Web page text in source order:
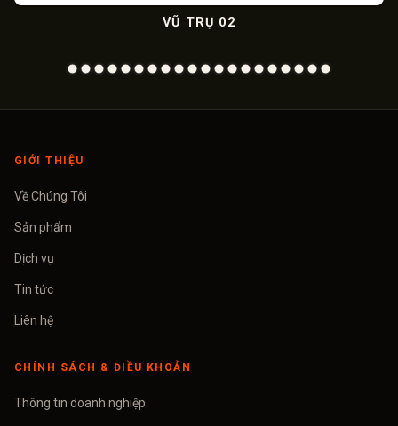
VŨ TRỤ 02
GIỚI THIỆU
Về Chúng Tôi
Sản phẩm
Dịch vụ
Tin tức
Liên hệ
CHÍNH SÁCH & ĐIỀU KHOẢN
Thông tin doanh nghiệp